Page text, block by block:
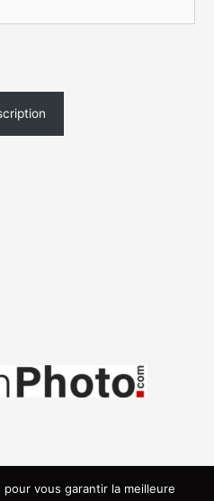
vous garantir la meilleure